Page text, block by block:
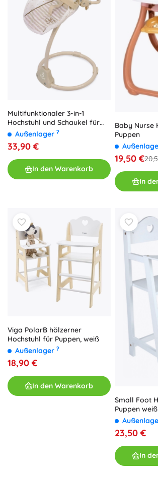
Multifunktionaler 3-in-1
Hochstuhl und Schaukel für
Puppen Verona
Außenlager ?
33,90 €
In den Warenkorb
Baby Nurse
Puppen
19,50 €
In
Viga PolarB hölzerner
Hochstuhl für Puppen, weiß
Außenlager ?
18,90 €
In den Warenkorb
Small Foot
Puppen weiß
23,50 €
In